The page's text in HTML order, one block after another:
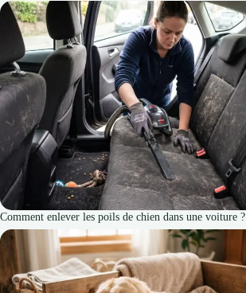
Comment enlever les poils de chien dans une voiture ?